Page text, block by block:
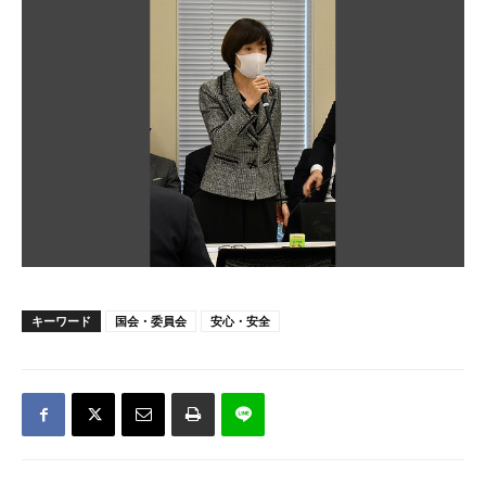
キーワード 国会・委員会 安心・安全